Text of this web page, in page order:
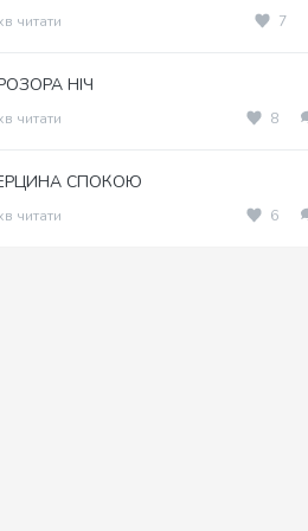
читати 7
НІЧ
читати 8
СПОКОЮ
читати 6